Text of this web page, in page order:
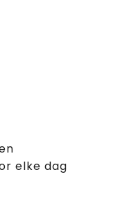
elke dag